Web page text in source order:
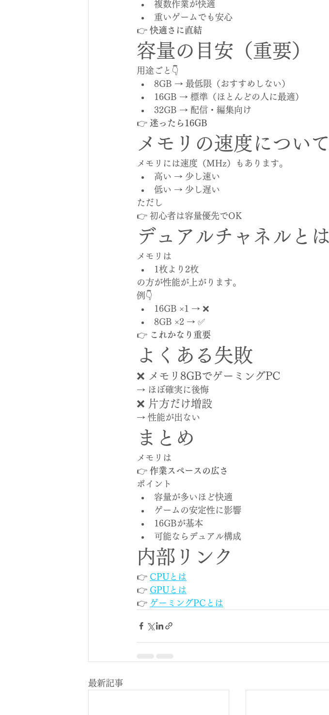
複数作業が快適
重いゲームでも安心
👉 快適さに直結
容量の目安（重要）
用途ごと👇
8GB → 最低限（おすすめしない）
16GB → 標準（ほとんどの人に最適）
32GB → 配信・編集向け
👉 迷ったら16GB
メモリの速度について
メモリには速度（MHz）もあります。
高い → 少し速い
低い → 少し遅い
ただし
👉 初心者は容量優先でOK
デュアルチャネルとは
メモリは
1枚より2枚
の方が性能が上がります。
例👇
16GB ×1 → ❌
8GB ×2 → ✅
👉 これかなり重要
よくある失敗
❌ メモリ8GBでゲーミングPC
→ ほぼ確実に後悔
❌ 片方だけ増設
→ 性能が出ない
まとめ
メモリは
👉 作業スペースの広さ
ポイント
容量が多いほど快適
ゲームの安定性に影響
16GBが基本
可能ならデュアル構成
内部リンク
👉 CPUとは
👉 GPUとは
👉 ゲーミングPCとは
最新記事